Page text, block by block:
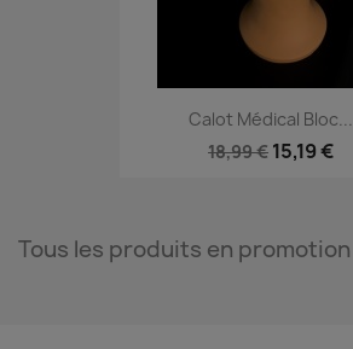
Calot Médical Bloc...
18,99 € 15,19 €
Tous les produits en promotion